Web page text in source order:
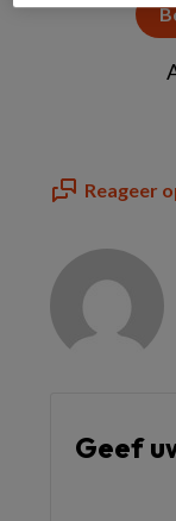
Reageer
Geef